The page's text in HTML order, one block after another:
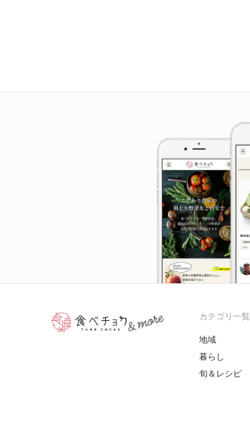
カテゴリ一覧
地域
暮らし
旬＆レシピ